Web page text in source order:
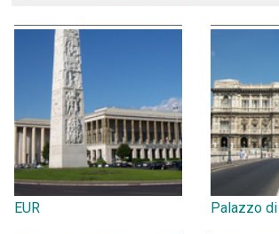
EUR Palazzo